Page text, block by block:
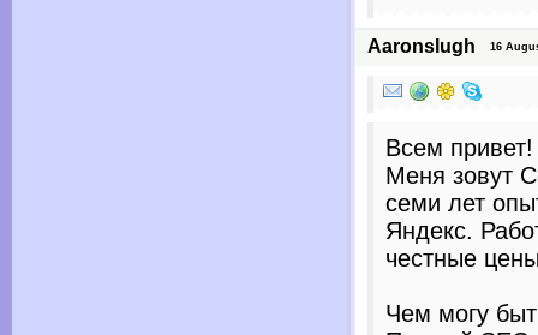
Aaronslugh 16
Всем привет!
Меня зовут
семи лет
Яндекс.
честные
Чем могу